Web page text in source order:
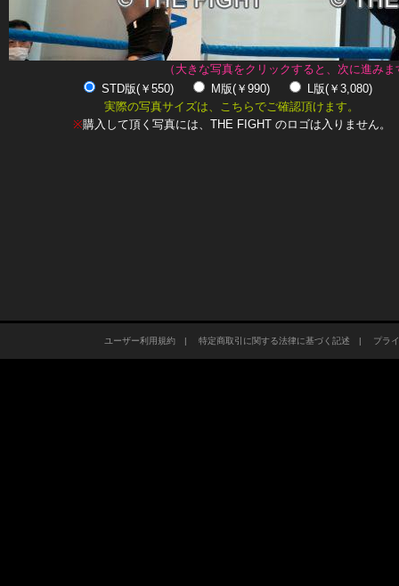
（大きな写真をクリックすると、次に進みま
STD版(￥550)
M版(￥990)
L版(￥3,080)
実際の写真サイズは、こちらでご確認頂けます。
※購入して頂く写真には、THE FIGHT のロゴは入りません。
ユーザー利用規約| 特定商取引に関する法律に基づく記述 | プラ